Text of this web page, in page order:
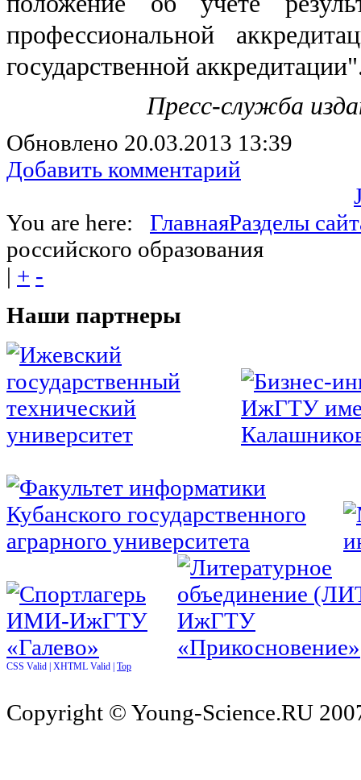
профессиональной
государственной
Пресс-служба
Обновлено 20.03.2013 13:39
Добавить комментарий
You are here: ГлавнаяРазделы
российского образования
| + -
Наши партнеры
CSS Valid | XHTML Valid | Top
Copyright © Young-Science.RU